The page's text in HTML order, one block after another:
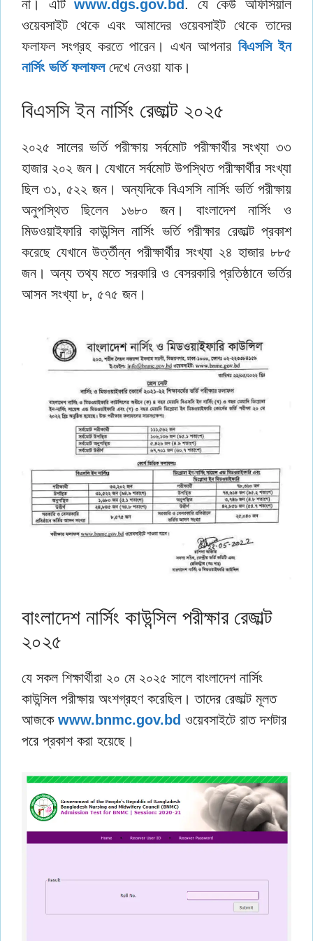
না। এটিwww.dgs.gov.bd . যে কেউ অফিসিয়াল
ওয়েবসাইট থেকে এবং আমাদের ওয়েবসাইট থেকে তাদের
ফলাফল সংগ্রহ করতে পারেন। এখন আপনার বিএসসি ইন
নার্সিং ভর্তি ফলাফলদেখে নেওয়া যাক।
বিএসসি ইন নার্সিং রেজাল্ট ২০২৫
২০২৫ সালের ভর্তি পরীক্ষায় সর্বমোট পরীক্ষার্থীর সংখ্যা ৩৩
হাজার ২০২ জন। যেখানে সর্বমোট উপস্থিত পরীক্ষার্থীর সংখ্যা
ছিল ৩১, ৫২২ জন। অন্যদিকে বিএসসি নার্সিং ভর্তি পরীক্ষায়
অনুপস্থিত ছিলেন ১৬৮০ জন। বাংলাদেশ নার্সিং ও
মিডওয়াইফারি কাউন্সিল নার্সিং ভর্তি পরীক্ষার রেজাল্ট প্রকাশ
করেছে যেখানে উর্ত্তীন্ন পরীক্ষার্থীর সংখ্যা ২৪ হাজার ৮৮৫
জন। অন্য তথ্য মতে সরকারি ও বেসরকারি প্রতিষ্ঠানে ভর্তির
আসন সংখ্যা ৮, ৫৭৫ জন।
বাংলাদেশ নার্সিং কাউন্সিল পরীক্ষার রেজাল্ট
২০২৫
যে সকল শিক্ষার্থীরা ২০ মে ২০২৫ সালে বাংলাদেশ নার্সিং
কাউন্সিল পরীক্ষায় অংশগ্রহণ করেছিল। তাদের রেজাল্ট মূলত
আজকে www.bnmc.gov.bd ওয়েবসাইটে রাত দশটার
পরে প্রকাশ করা হয়েছে।